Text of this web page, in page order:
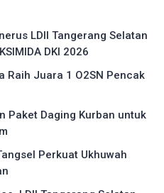
LDII Tangerang Selatan
DKI 2026
Raih Juara 1 O2SN Pencak
Paket Daging Kurban untuk
Perkuat Ukhuwah